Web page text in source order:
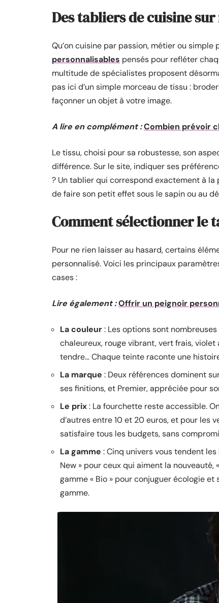
Des tabliers de cuisine
Qu’on cuisine par passion, métier ou simple
personnalisables pensés pour refléter
multitude de spécialistes proposent
pas ici d’un simple morceau de tissu :
façonner un objet à votre image.
A lire en complément :Combien prévoir
Le tissu, choisi pour sa robustesse, son
différence. Sur le site, indiquer ses
? Un tablier qui correspond exactement à
de faire son petit effet sous le sapin ou au
Comment sélectionner le
Pour ne rien laisser au hasard, certains
personnalisé. Voici les principaux
cases :
Lire également :Offrir un peignoir
La couleur: Les options sont
chaleureux, rouge vibrant, vert frais,
tendre… Chaque teinte raconte une
La marque : Deux références dominent
ses finitions, et Premier, appréciée pour
Le prix: La fourchette reste accessible.
d’autres entre 10 et 20 euros, et pour les
satisfaire tous les budgets, sans
La gamme : Cinq univers vous tendent
New » pour ceux qui aiment la
gamme « Bio » pour conjuguer écologie
gamme.